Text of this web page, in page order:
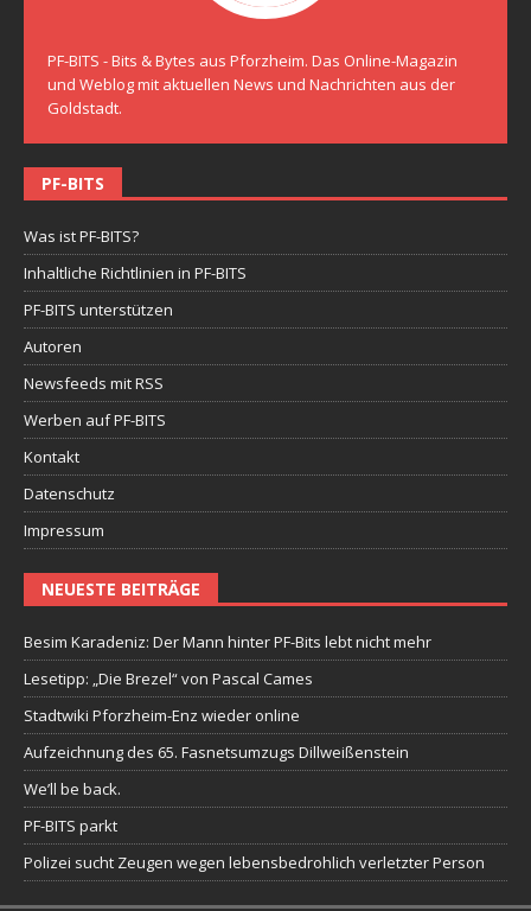
PF-BITS - Bits & Bytes aus Pforzheim. Das Online-Magazin
und Weblog mit aktuellen News und Nachrichten aus der
Goldstadt.
PF-BITS
Was ist PF-BITS?
Inhaltliche Richtlinien in PF-BITS
PF-BITS unterstützen
Autoren
Newsfeeds mit RSS
Werben auf PF-BITS
Kontakt
Datenschutz
Impressum
NEUESTE BEITRÄGE
Besim Karadeniz: Der Mann hinter PF-Bits lebt nicht mehr
Lesetipp: „Die Brezel“ von Pascal Cames
Stadtwiki Pforzheim-Enz wieder online
Aufzeichnung des 65. Fasnetsumzugs Dillweißenstein
We’ll be back.
PF-BITS parkt
Polizei sucht Zeugen wegen lebensbedrohlich verletzter Person